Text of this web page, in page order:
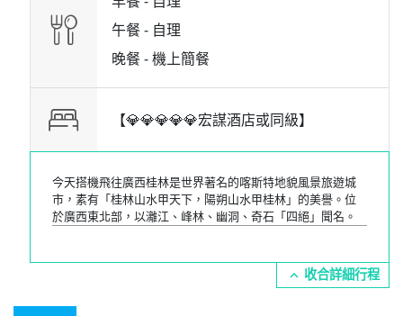
午餐 - 自理
晚餐 -機上簡餐
【💎💎💎💎💎宏謀酒店或同級】
今天搭機飛往廣西桂林是世界著名的喀斯特地貌風景旅遊城
市，素有「桂林山水甲天下，陽朔山水甲桂林」的美譽。位
於廣西東北部，以灕江、峰林、幽洞、奇石「四絕」聞名。
expand_more